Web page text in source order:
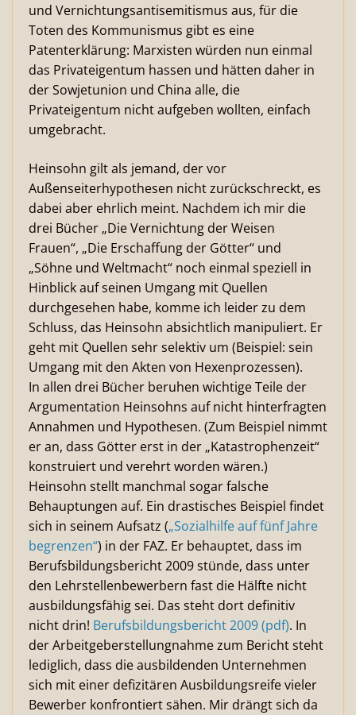
und Vernichtungsantisemitismus aus, für die
Toten des Kommunismus gibt es eine
Patenterklärung: Marxisten würden nun einmal
das Privateigentum hassen und hätten daher in
der Sowjetunion und China alle, die
Privateigentum nicht aufgeben wollten, einfach
umgebracht.
Heinsohn gilt als jemand, der vor
Außenseiterhypothesen nicht zurückschreckt, es
dabei aber ehrlich meint. Nachdem ich mir die
drei Bücher „Die Vernichtung der Weisen
Frauen“, „Die Erschaffung der Götter“ und
„Söhne und Weltmacht“ noch einmal speziell in
Hinblick auf seinen Umgang mit Quellen
durchgesehen habe, komme ich leider zu dem
Schluss, das Heinsohn absichtlich manipuliert. Er
geht mit Quellen sehr selektiv um (Beispiel: sein
Umgang mit den Akten von Hexenprozessen).
In allen drei Bücher beruhen wichtige Teile der
Argumentation Heinsohns auf nicht hinterfragten
Annahmen und Hypothesen. (Zum Beispiel nimmt
er an, dass Götter erst in der „Katastrophenzeit“
konstruiert und verehrt worden wären.)
Heinsohn stellt manchmal sogar falsche
Behauptungen auf. Ein drastisches Beispiel findet
sich in seinem Aufsatz („Sozialhilfe auf fünf Jahre
begrenzen“) in der FAZ. Er behauptet, dass im
Berufsbildungsbericht 2009 stünde, dass unter
den Lehrstellenbewerbern fast die Hälfte nicht
ausbildungsfähig sei. Das steht dort definitiv
nicht drin! Berufsbildungsbericht 2009 (pdf). In
der Arbeitgeberstellungnahme zum Bericht steht
lediglich, dass die ausbildenden Unternehmen
sich mit einer defizitären Ausbildungsreife vieler
Bewerber konfrontiert sähen. Mir drängt sich da